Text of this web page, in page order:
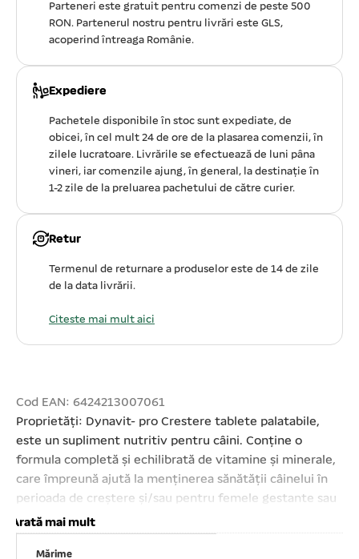
Parteneri este gratuit pentru comenzi de peste 500
RON. Partenerul nostru pentru livrări este GLS,
acoperind întreaga Românie.
Expediere
Pachetele disponibile în stoc sunt expediate, de
obicei, în cel mult 24 de ore de la plasarea comenzii, în
zilele lucratoare. Livrările se efectuează de luni pâna
vineri, iar comenzile ajung, în general, la destinație în
1-2 zile de la preluarea pachetului de către curier.
Retur
Termenul de returnare a produselor este de 14 de zile
de la data livrării.
Citeste mai mult aici
Cod EAN: 6424213007061
Proprietăți: Dynavit- pro Crestere tablete palatabile,
este un supliment nutritiv pentru câini. Conține o
formula completă și echilibrată de vitamine și minerale,
care împreună ajută la menținerea sănătății câinelui în
perioada de creștere și/sau pentru femele gestante sau
în lactație. Ajută la creșterea și mineralizarea sistemului
osos. Adjuvant în prevenirea si tratarea fracturilor.
Arată mai mult
Mărime